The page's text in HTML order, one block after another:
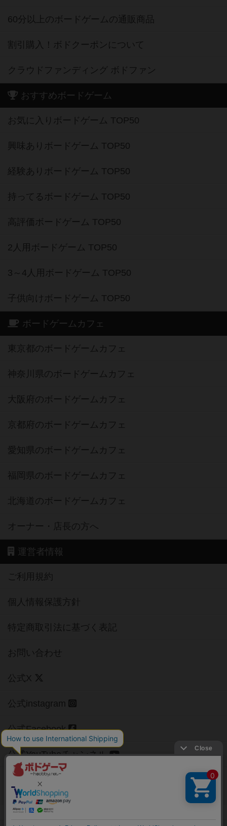
60分以上のボードゲームの通販商品
割引購入！ボドクーポンについて
クラウドファンディング ボドファン
おすすめボードゲーム
お気に入りボードゲーム TOP50
興味ありボードゲーム TOP50
経験ありボードゲーム TOP50
持ってるボードゲーム TOP50
高評価ボードゲーム TOP50
2人用ボードゲーム TOP50
3～4人用ボードゲーム TOP50
子供向けボードゲーム TOP50
ボードゲームカフェ
東京都のボードゲームカフェ
神奈川県のボードゲームカフェ
大阪府のボードゲームカフェ
京都府のボードゲームカフェ
愛知県のボードゲームカフェ
福岡県のボードゲームカフェ
北海道のボードゲームカフェ
オーナー・店長の方へ
運営者情報
ご利用規約
個人情報保護方針
特定商取引法に基づく表記
お問い合わせ
公式X
公式instagram
公式Facebook
公式YouTubeチャンネル